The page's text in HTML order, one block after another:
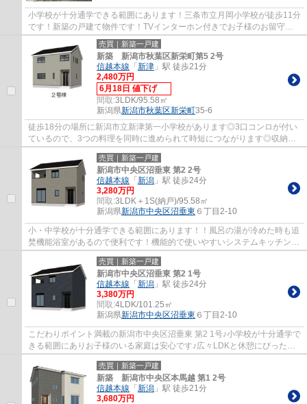
小学校が十分通学できる範囲にあります！三条市立月岡小学校が徒歩11分
です！新築の戸建て物件です！TVインターホン付きでお子様のお留守番
も安心です！一戸建てについてのお問合せ、...
売買｜新築一戸建
新築 新潟市秋葉区新栄町第5 2号
信越本線 「 新津 」駅 徒歩21分
2,480万円
6月18日 値下げ
間取:3LDK/95.58㎡
新潟県新潟市秋葉区新栄町35-6
徒歩18分の場所に新潟市立新津第一小学校があります◎3口コンロが付い
ているので、3つの料理を同時に進められて時短につながります◎収納が
たっぷり使えます◎これまでの経験を活かし、当...
売買｜新築一戸建
新潟市中央区沼垂東 第2 2号
信越本線 「 新潟 」駅 徒歩24分
3,280万円
間取:3LDK＋1S(納戸)/95.58㎡
新潟県新潟市中央区沼垂東 ６丁目2-10
小・中学校が十分通学できる範囲にあります！！風呂の湯が冷めた時も追
焚機能浴室があるので便利です！機能的で使いやすいシステムキッチン付
きなので、お料理を楽しめます！新潟市中...
売買｜新築一戸建
新潟市中央区沼垂東 第2 1号
信越本線 「 新潟 」駅 徒歩24分
3,380万円
間取:4LDK/101.25㎡
新潟県新潟市中央区沼垂東 ６丁目2-10
こだわりポイント満載の新潟市中央区沼垂東 第2 1号♪小学校が十分通学で
きる範囲にありお子様のいる家庭は安心です♪広々LDKと休憩にぴったり
の和室あり♪コンビニまで徒歩7分♪新潟市中...
売買｜新築一戸建
新築 新潟市中央区本馬越 第1 2号
信越本線 「 新潟 」駅 徒歩21分
3,680万円